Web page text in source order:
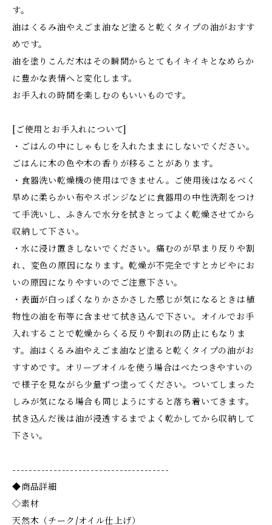
す。
油はくるみ油やえごま油など塗ると乾くタイプの油がおすす
めです。
油を塗りこんだ木はその瞬間からとてもイキイキとなめらか
に豊かな表情へと変化します。
お手入れの時間を楽しむのもいいものです。
[ご使用とお手入れについて]
・ごはんの中にしゃもじを入れたままにしないでください。
ごはんに木の色や木の香りが移ることがあります。
・食器洗い乾燥機の使用はできません。ご使用後はなるべく
早めに柔らかい布やスポンジなどに食器用の中性洗剤をつけ
て手洗いし、ふきんで水分を拭きとってよく乾燥させてから
収納して下さい。
・水に浸け置きしないでください。痛むのが早まり反りや割
れ、変色の原因になります。乾燥が不完全ですとカビやにお
いの原因になりやすいのでご注意下さい。
・表面が白っぽくなりかさかさした感じが気になるときは植
物性の油を布等に含ませて拭き込んで下さい。オイルでお手
入れすることで乾燥からくる反りや割れの防止にもなりま
す。油はくるみ油やえごま油など塗ると乾くタイプの油がお
すすめです。オリーブオイルを使う場合はべたつきやすいの
で様子を見ながら少量ずつ塗ってください。ついてしまった
しみが気になる場合も同じようにすると落ち着いてきます。
拭き込んだ後は油が浸透するまでよく乾かしてから収納して
下さい。
--------------------------------------
◆商品詳細
◇素材
天然木（チーク/オイル仕上げ）